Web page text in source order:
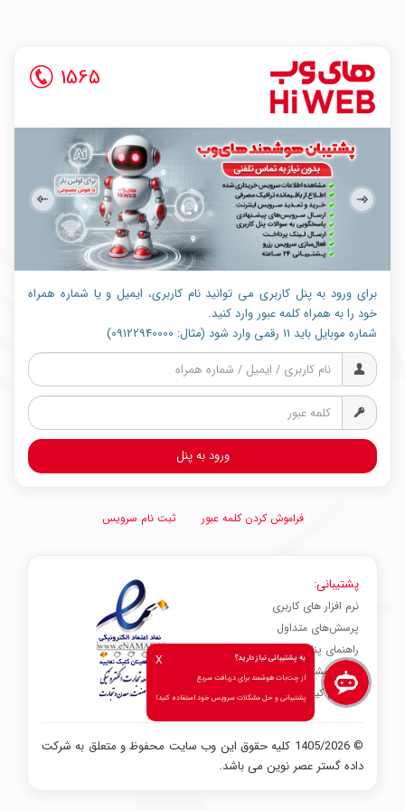
1565
برای ورود به پنل کاربری می توانید نام کاربری، ایمیل و یا شماره همراه
خود را به همراه کلمه عبور وارد کنید.
شماره موبایل باید 11 رقمی وارد شود (مثال: 09122940000)
فراموش کردن کلمه عبور ثبت نام سرویس
پشتیبانی:
نرم افزار های کاربری
پرسش‌های متداول
راهنمای پنل کاربری
صدای مشتری
شاخص کیفیت خدمات
© 1405/2026 کلیه حقوق این وب سایت محفوظ و متعلق به شرکت
داده گستر عصر نوین می باشد.
به پشتیبانی نیاز دارید؟ X
از چت‌بات هوشمند برای دریافت سریع
پشتیبانی و حل مشکلات سرویس خود استفاده کنید!